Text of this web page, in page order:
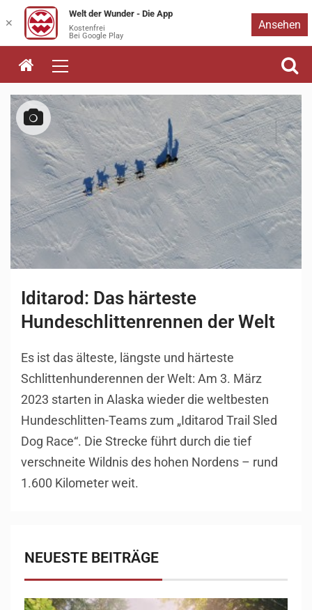
Zum
Inhalt
springen
Iditarod: Das härteste
Hundeschlittenrennen der Welt
Es ist das älteste, längste und härteste
Schlittenhunderennen der Welt: Am 3. März
2023 starten in Alaska wieder die weltbesten
Hundeschlitten-Teams zum „Iditarod Trail Sled
Dog Race“. Die Strecke führt durch die tief
verschneite Wildnis des hohen Nordens – rund
1.600 Kilometer weit.
NEUESTE BEITRÄGE
✕
Welt der Wunder - Die App
Kostenfrei
Bei Google Play
Ansehen